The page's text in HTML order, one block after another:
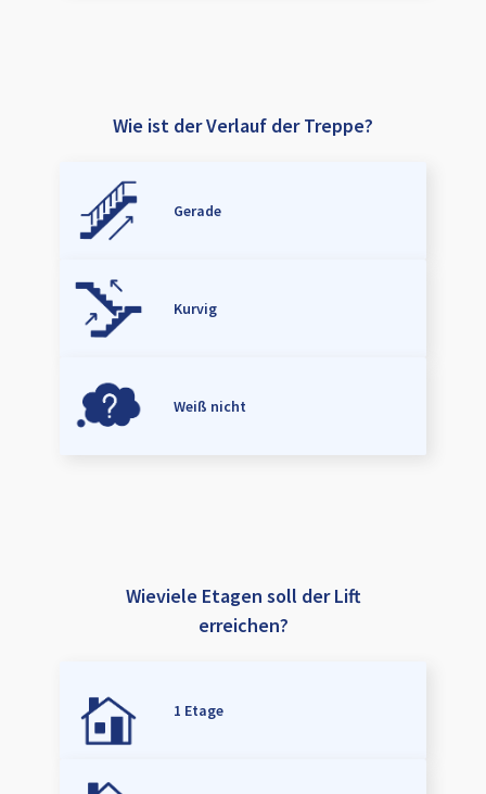
Wie ist der Verlauf der Treppe?
Gerade
Kurvig
Weiß nicht
Wieviele Etagen soll der Lift
erreichen?
1 Etage